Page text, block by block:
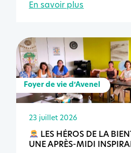
En savoir plus
Foyer de vie d’Avenel
23 juillet 2026
LES HÉROS DE LA
UNE APRÈS-MIDI